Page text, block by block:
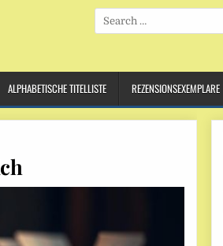
Search
for:
ALPHABETISCHE TITELLISTE REZENSIONSEXEMPLARE